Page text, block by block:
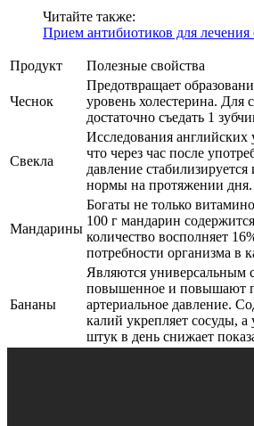
Читайте также:
Прием антибиотиков для лечения
Продукт Полезные свойства
Чеснок
Предотвращает
уровень холестерина. Для
достаточно съедать 1
Свекла
Исследования
что через час после
давление
нормы на протяжении дня.
Мандарины
Богаты не только
100 г мандарин
количество восполняет
потребности организма в
Бананы
Являются универсальным
повышенное и повышают
артериальное давление.
калий укрепляет сосуды, а
штук в день снижает